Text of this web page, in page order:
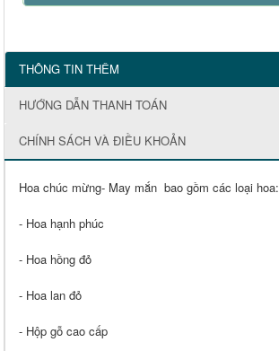
THÔNG TIN THÊM
HƯỚNG DẪN THANH TOÁN
CHÍNH SÁCH VÀ ĐIỀU KHOẢN
Hoa chúc mừng- May mắn bao gồm các loại hoa:
- Hoa hạnh phúc
- Hoa hồng đỏ
- Hoa lan đỏ
- Hộp gỗ cao cấp